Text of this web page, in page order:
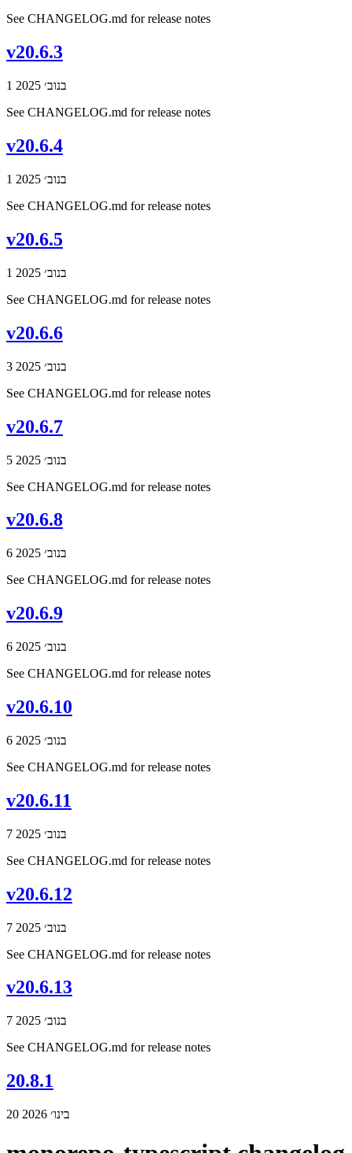
See CHANGELOG.md for release notes
v20.6.3
1 בנוב׳ 2025
See CHANGELOG.md for release notes
v20.6.4
1 בנוב׳ 2025
See CHANGELOG.md for release notes
v20.6.5
1 בנוב׳ 2025
See CHANGELOG.md for release notes
v20.6.6
3 בנוב׳ 2025
See CHANGELOG.md for release notes
v20.6.7
5 בנוב׳ 2025
See CHANGELOG.md for release notes
v20.6.8
6 בנוב׳ 2025
See CHANGELOG.md for release notes
v20.6.9
6 בנוב׳ 2025
See CHANGELOG.md for release notes
v20.6.10
6 בנוב׳ 2025
See CHANGELOG.md for release notes
v20.6.11
7 בנוב׳ 2025
See CHANGELOG.md for release notes
v20.6.12
7 בנוב׳ 2025
See CHANGELOG.md for release notes
v20.6.13
7 בנוב׳ 2025
See CHANGELOG.md for release notes
20.8.1
20 בינו׳ 2026